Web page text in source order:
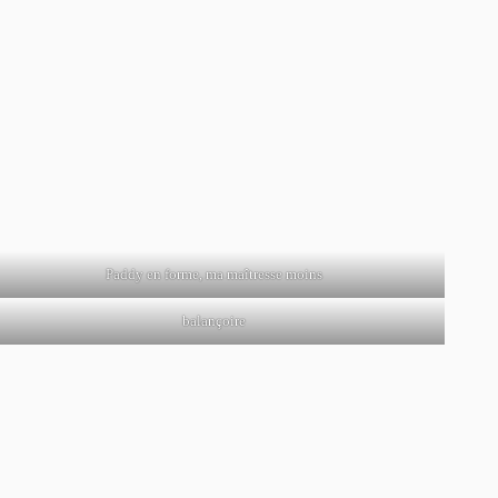
Paddy en forme, ma maîtresse moins
balançoire